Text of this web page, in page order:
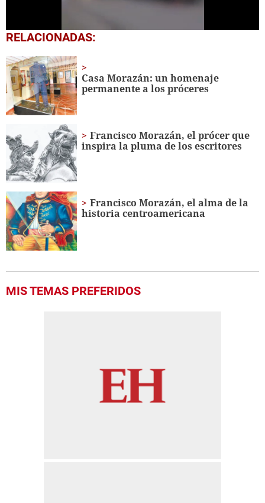
0
seconds
37
seconds
RELACIONADAS:
Casa Morazán: un homenaje
permanente a los próceres
Francisco Morazán, el prócer que
inspira la pluma de los escritores
Francisco Morazán, el alma de la
historia centroamericana
MIS TEMAS PREFERIDOS